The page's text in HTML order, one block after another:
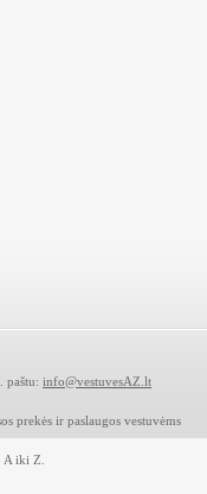
paštu: info@vestuvesAZ.lt
prekės ir paslaugos vestuvėms
A iki Z.